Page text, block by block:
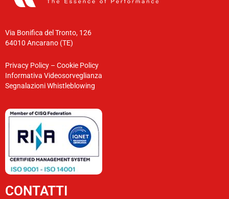
Via Bonifica del Tronto, 126
64010 Ancarano (TE)
Privacy Policy – Cookie Policy
Informativa Videosorveglianza
Segnalazioni Whistleblowing
CONTATTI